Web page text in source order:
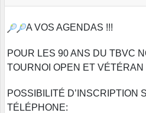
A VOS AGENDAS !!!
POUR LES 90 ANS DU TBVC
TOURNOI OPEN ET VÉTÉRAN
POSSIBILITÉ D’INSCRIPTION
TÉLÉPHONE: